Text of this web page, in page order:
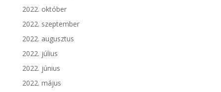
2022. október
2022. szeptember
2022. augusztus
2022. július
2022. június
2022. május